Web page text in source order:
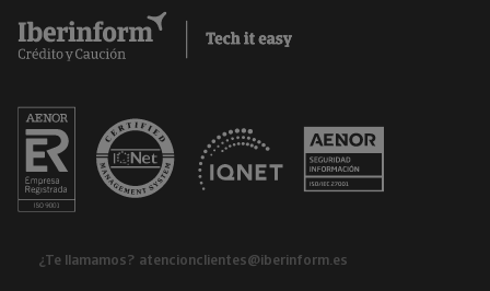
¿Te llamamos? atencionclientes@iberinform.es